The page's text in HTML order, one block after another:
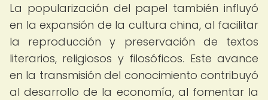
La popularización del papel también influyó
en la expansión de la cultura china, al facilitar
la reproducción y preservación de textos
literarios, religiosos y filosóficos. Este avance
en la transmisión del conocimiento contribuyó
al desarrollo de la economía, al fomentar la